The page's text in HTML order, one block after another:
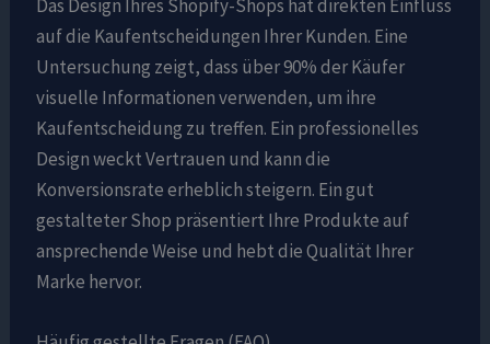
Das Design Ihres Shopify-Shops hat direkten Einfluss
auf die Kaufentscheidungen Ihrer Kunden. Eine
Untersuchung zeigt, dass über 90% der Käufer
visuelle Informationen verwenden, um ihre
Kaufentscheidung zu treffen. Ein professionelles
Design weckt Vertrauen und kann die
Konversionsrate erheblich steigern. Ein gut
gestalteter Shop präsentiert Ihre Produkte auf
ansprechende Weise und hebt die Qualität Ihrer
Marke hervor.